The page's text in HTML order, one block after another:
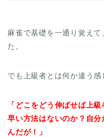
麻雀で基礎を一通り覚え
た。
でも上級者とは何か違う感
「どこをどう伸ばせば上
早い方法はないのか？自
んだが！」